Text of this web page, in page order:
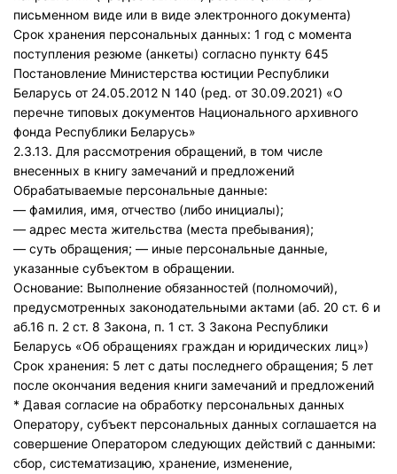
письменном виде или в виде электронного документа)
Срок хранения персональных данных: 1 год с момента
поступления резюме (анкеты) согласно пункту 645
Постановление Министерства юстиции Республики
Беларусь от 24.05.2012 N 140 (ред. от 30.09.2021) «О
перечне типовых документов Национального архивного
фонда Республики Беларусь»
2.3.13. Для рассмотрения обращений, в том числе
внесенных в книгу замечаний и предложений
Обрабатываемые персональные данные:
— фамилия, имя, отчество (либо инициалы);
— адрес места жительства (места пребывания);
— суть обращения; — иные персональные данные,
указанные субъектом в обращении.
Основание: Выполнение обязанностей (полномочий),
предусмотренных законодательными актами (аб. 20 ст. 6 и
аб.16 п. 2 ст. 8 Закона, п. 1 ст. 3 Закона Республики
Беларусь «Об обращениях граждан и юридических лиц»)
Срок хранения: 5 лет с даты последнего обращения; 5 лет
после окончания ведения книги замечаний и предложений
* Давая согласие на обработку персональных данных
Оператору, субъект персональных данных соглашается на
совершение Оператором следующих действий с данными:
сбор, систематизацию, хранение, изменение,